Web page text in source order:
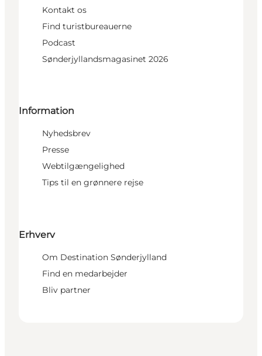
Kontakt os
Find turistbureauerne
Podcast
Sønderjyllandsmagasinet 2026
Information
Nyhedsbrev
Presse
Webtilgængelighed
Tips til en grønnere rejse
Erhverv
Om Destination Sønderjylland
Find en medarbejder
Bliv partner